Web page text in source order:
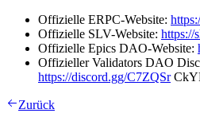
Offizielle ERPC-Website:
Offizielle SLV-Website: https://
Offizielle Epics DAO-Website:
Offizieller Validators DAO
https://discord.gg/C7ZQSr
Zurück